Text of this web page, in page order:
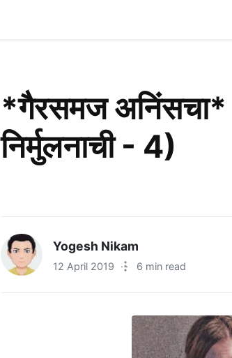
*गैरसमज अनिंसचा*
निर्मुलनाची - 4)
Yogesh Nikam
12 April 2019 · 6 min read